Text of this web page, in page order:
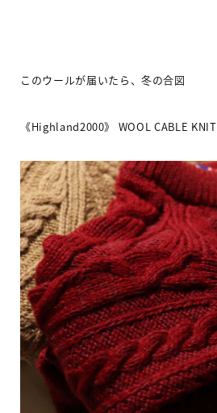
このウールが届いたら、冬の合図
《Highland2000》 WOOL CABLE KNIT